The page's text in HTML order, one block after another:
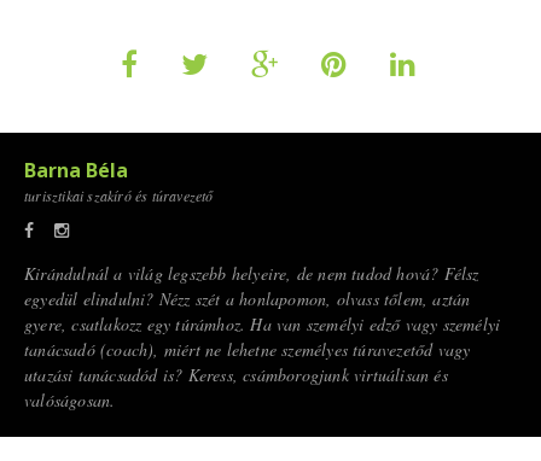
Barna Béla
turisztikai szakíró és túravezető
Kirándulnál a világ legszebb helyeire, de nem tudod hová? Félsz
egyedül elindulni? Nézz szét a honlapomon, olvass tőlem, aztán
gyere, csatlakozz egy túrámhoz. Ha van személyi edző vagy személyi
tanácsadó (coach), miért ne lehetne személyes túravezetőd vagy
utazási tanácsadód is? Keress, csámborogjunk virtuálisan és
valóságosan.